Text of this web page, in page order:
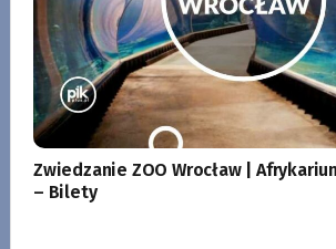
Zwiedzanie ZOO Wrocław |
– Bilety